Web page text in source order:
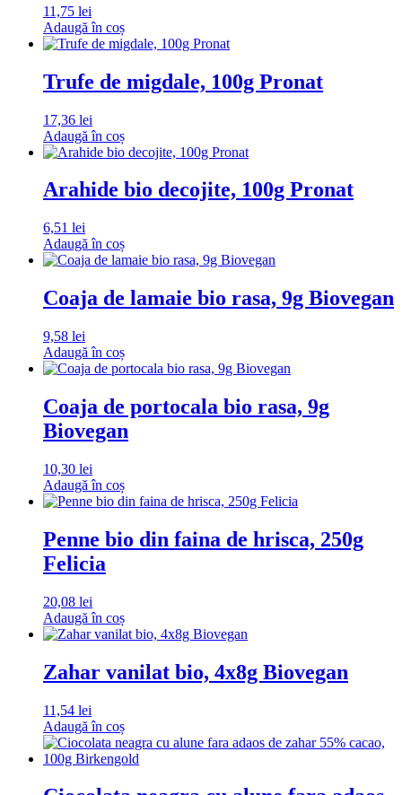
11,75 lei
Adaugă în coș
Trufe de migdale, 100g Pronat
17,36 lei
Adaugă în coș
Arahide bio decojite, 100g Pronat
6,51 lei
Adaugă în coș
Coaja de lamaie bio rasa, 9g Biovegan
9,58 lei
Adaugă în coș
Coaja de portocala bio rasa, 9g
Biovegan
10,30 lei
Adaugă în coș
Penne bio din faina de hrisca, 250g
Felicia
20,08 lei
Adaugă în coș
Zahar vanilat bio, 4x8g Biovegan
11,54 lei
Adaugă în coș